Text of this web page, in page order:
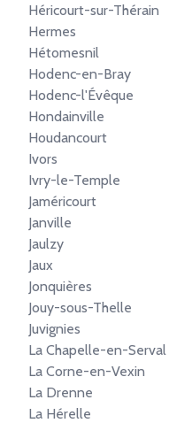
Héricourt-sur-Thérain
Hermes
Hétomesnil
Hodenc-en-Bray
Hodenc-l'Évêque
Hondainville
Houdancourt
Ivors
Ivry-le-Temple
Jaméricourt
Janville
Jaulzy
Jaux
Jonquières
Jouy-sous-Thelle
Juvignies
La Chapelle-en-Serval
La Corne-en-Vexin
La Drenne
La Hérelle